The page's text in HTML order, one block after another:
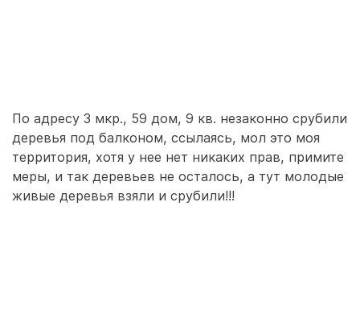
По адресу 3 мкр., 59 дом, 9 кв. незаконно срубили
деревья под балконом, ссылаясь, мол это моя
территория, хотя у нее нет никаких прав, примите
меры, и так деревьев не осталось, а тут молодые
живые деревья взяли и срубили!!!